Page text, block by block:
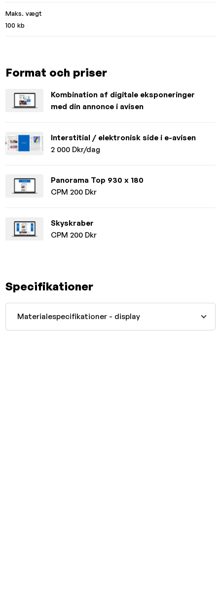
Maks. vægt
100 kb
Format och priser
Kombination af digitale eksponeringer
med din annonce i avisen
Interstitial / elektronisk side i e-avisen
2 000 Dkr/dag
Panorama Top 930 x 180
CPM 200 Dkr
Skyskraber
CPM 200 Dkr
Specifikationer
Materialespecifikationer - display